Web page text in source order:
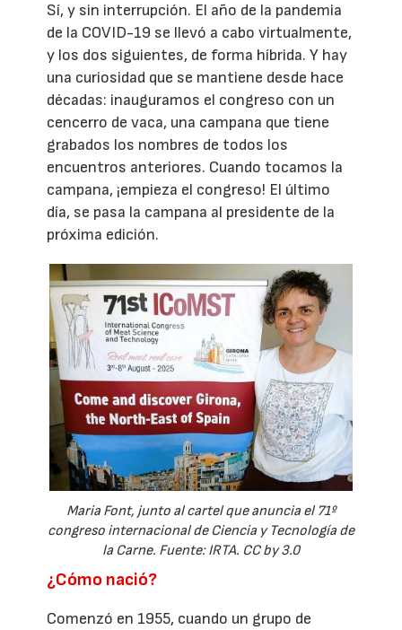
Sí, y sin interrupción. El año de la pandemia
de la COVID-19 se llevó a cabo virtualmente,
y los dos siguientes, de forma híbrida. Y hay
una curiosidad que se mantiene desde hace
décadas: inauguramos el congreso con un
cencerro de vaca, una campana que tiene
grabados los nombres de todos los
encuentros anteriores. Cuando tocamos la
campana, ¡empieza el congreso! El último
día, se pasa la campana al presidente de la
próxima edición.
Maria Font, junto al cartel que anuncia el 71º
congreso internacional de Ciencia y Tecnología de
la Carne. Fuente: IRTA. CC by 3.0
¿Cómo nació?
Comenzó en 1955, cuando un grupo de